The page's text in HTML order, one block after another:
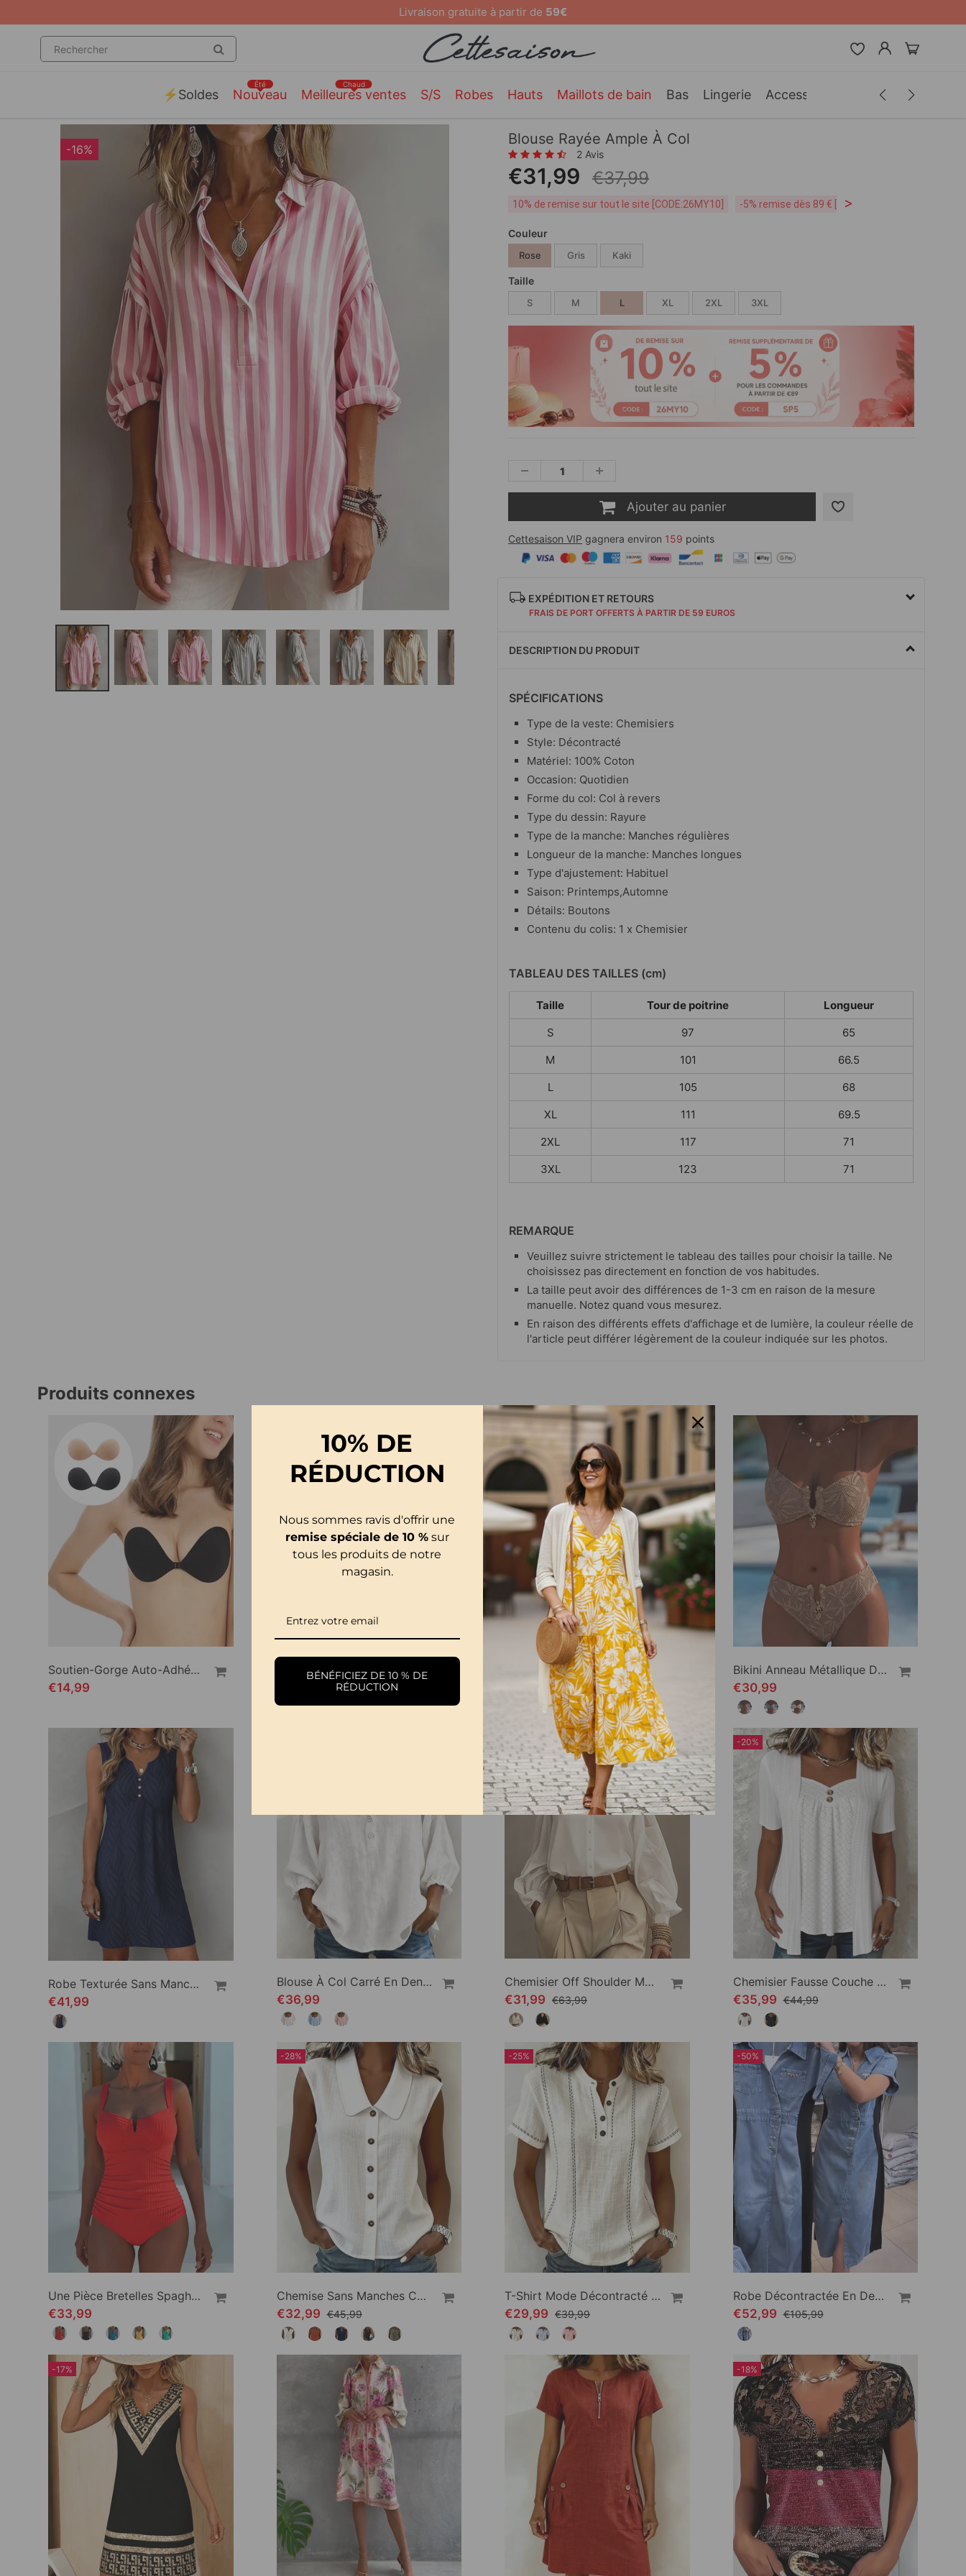
10 % de remise sur tout le site [CODE: 26MY10]
⚡️Soldes Nouveau
Été
Meilleures ventes
Chaud
S/S Robes Hauts Maillots de bain Bas Lingerie Accessoires Hommes
-16%
Blouse Rayée Ample À Col
2 Avis
€31,99 €37,99
10% de remise sur tout le site [CODE:26MY10] -5% remise dès 89 € [CODE:SP5]
>
Couleur
Rose Gris Kaki
Taille
S M L XL 2XL 3XL
Ajouter au panier
Cettesaison VIP gagnera environ 159 points
EXPÉDITION ET RETOURS
FRAIS DE PORT OFFERTS À PARTIR DE 59 EUROS
DESCRIPTION DU PRODUIT
SPÉCIFICATIONS
Type de la veste: Chemisiers
Style: Décontracté
Matériel: 100% Coton
Occasion: Quotidien
Forme du col: Col à revers
Type du dessin: Rayure
Type de la manche: Manches régulières
Longueur de la manche: Manches longues
Type d'ajustement: Habituel
Saison: Printemps,Automne
Détails: Boutons
Contenu du colis: 1 x Chemisier
TABLEAU DES TAILLES (cm)
Taille Tour de poitrine
Longueur
S
97
65
M
101
66.5
L
105
68
XL
111
69.5
2XL
117
71
3XL
123 71
REMARQUE
Veuillez suivre strictement le tableau des tailles pour choisir la taille. Ne
choisissez pas directement en fonction de vos habitudes.
La taille peut avoir des différences de 1-3 cm en raison de la mesure
manuelle. Notez quand vous mesurez.
En raison des différents effets d'affichage et de lumière, la couleur réelle de
l'article peut différer légèrement de la couleur indiquée sur les photos.
Produits connexes
Soutien-Gorge Auto-Adhésif Invisible Push-Up
€14,99
Robe 100% Coton Sans Manches Col Montant Unie Maxi
Pantalon Cargo Quinn Pour Femme
Bikini Anneau Métallique Dentelle Découpe Unie
€30,99
Robe Texturée Sans Manches Bouton
€41,99
Blouse À Col Carré En Dentelle Manches Bouffantes
€36,99
-50%
Chemisier Off Shoulder Mode
€31,99 €63,99
-20%
Chemisier Fausse Couche Carré Encolure Découpé Patchwork
€35,99 €44,99
Une Pièce Bretelles Spaghetti Carré Encolure
€33,99
-28%
Chemise Sans Manches Col En Lin-Coton
€32,99 €45,99
-25%
T-Shirt Mode Décontracté Bouton Col V
€29,99 €39,99
-50%
Robe Décontractée En Denim Patchwork
€52,99 €105,99
-17% -18%
10% DE
RÉDUCTION
Nous sommes ravis d'offrir une
remise spéciale de 10 %sur
tous les produits de notre
magasin.
BÉNÉFICIEZ DE 10 % DE
RÉDUCTION